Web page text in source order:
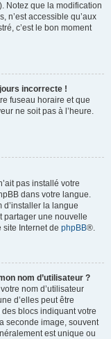
Notez que la modification
n’est accessible qu’aux
c’est le bon moment
incorrecte !
fuseau horaire et que
ne soit pas à l’heure.
pas installé votre
dans votre langue.
d’installer la langue
partager une nouvelle
site Internet de phpBB®.
nom d’utilisateur ?
nom d’utilisateur
d’elles peut être
blocs indiquant votre
seconde image, souvent
est unique ou